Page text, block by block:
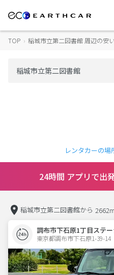
TOP › 稲城市立第二図書館 周辺の安
レンタカーの場
24時間 アプリで出
稲城市立第二図書館から 2662m
調布市下石原1丁目ステ
東京都調布市下石原1-39-14